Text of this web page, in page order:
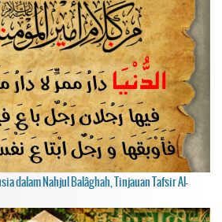
dalam Nahjul Balâghah, Tinjauan Tafsir Al-